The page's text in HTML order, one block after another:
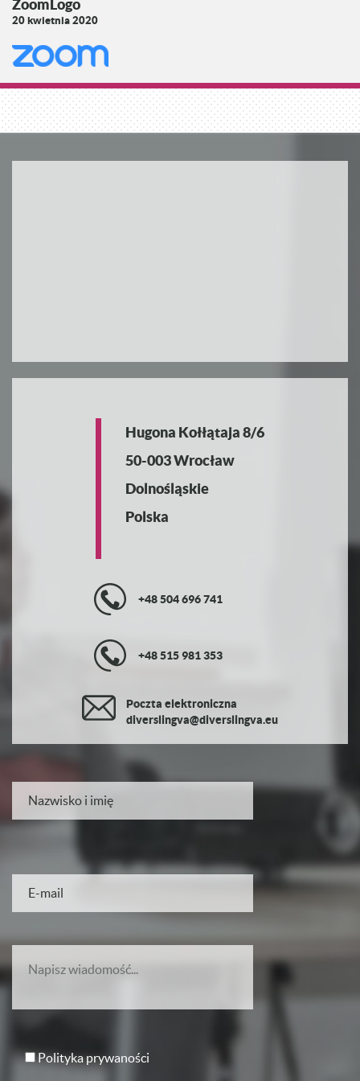
ZoomLogo
20 kwietnia 2020
Hugona Kołłątaja 8/6
50-003 Wrocław
Dolnośląskie
Polska
+48 504 696 741
+48 515 981 353
Poczta elektroniczna
diverslingva@diverslingva.eu
Polityka prywaności